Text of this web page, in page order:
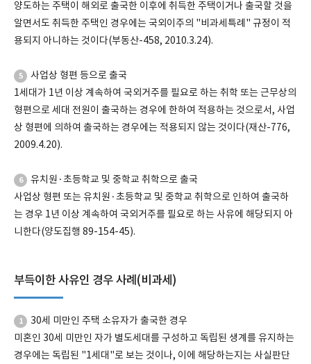
양도하는 주택이 해외로 출국한 이후에 취득한 주택이거나 출국할 것을
알면서도 취득한 주택인 경우에는 국외이주의 "비과세특례" 규정이 적
용되지 아니하는 것이다(부동산-458, 2010.3.24).
5
사업상 형편 등으로 출국
1세대가 1년 이상 계속하여 국외거주를 필요로 하는 취학 또는 근무상의
형편으로 세대 전원이 출국하는 경우에 한하여 적용하는 것으로서, 사업
상 형편에 의하여 출국하는 경우에는 적용되지 않는 것이다(재산-776,
2009.4.20).
6
유치원·초등학교 및 중학교 취학으로 출국
사업상 형편 또는 유치원·초등학교 및 중학교 취학으로 인하여 출국하
는 경우 1년 이상 계속하여 국외거주를 필요로 하는 사유에 해당되지 아
니한다(양도집행 89-154-45).
부득이한 사유인 경우 사례(비과세)
1
30세 미만인 주택 소유자가 출국한 경우
미혼인 30세 미만인 자가 별도세대를 구성하고 독립된 생계를 유지하는
경우에는 독립된 "1세대"로 보는 것이나, 이에 해당하는지는 사실판단